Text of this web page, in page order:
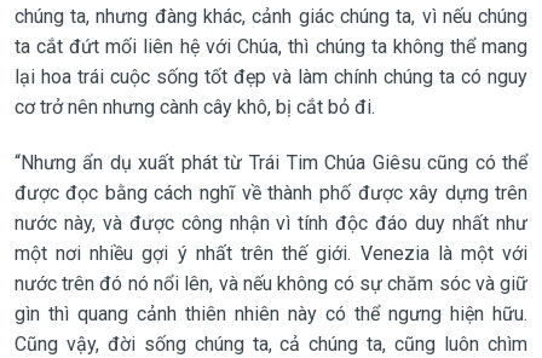
chúng ta, nhưng đàng khác, cảnh giác chúng ta, vì nếu chúng
ta cắt đứt mối liên hệ với Chúa, thì chúng ta không thể mang
lại hoa trái cuộc sống tốt đẹp và làm chính chúng ta có nguy
cơ trở nên nhưng cành cây khô, bị cắt bỏ đi.
“Nhưng ẩn dụ xuất phát từ Trái Tim Chúa Giêsu cũng có thể
được đọc bằng cách nghĩ về thành phố được xây dựng trên
nước này, và được công nhận vì tính độc đáo duy nhất như
một nơi nhiều gợi ý nhất trên thế giới. Venezia là một với
nước trên đó nó nổi lên, và nếu không có sự chăm sóc và giữ
gìn thì quang cảnh thiên nhiên này có thể ngưng hiện hữu.
Cũng vậy, đời sống chúng ta, cả chúng ta, cũng luôn chìm